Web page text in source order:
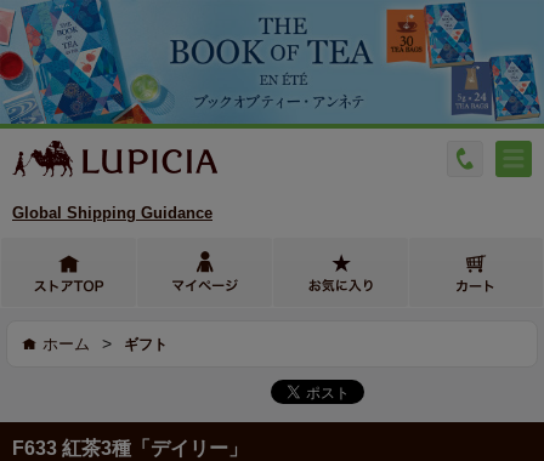
Global Shipping Guidance
ホーム > ギフト
F633 紅茶3種「デイリー」